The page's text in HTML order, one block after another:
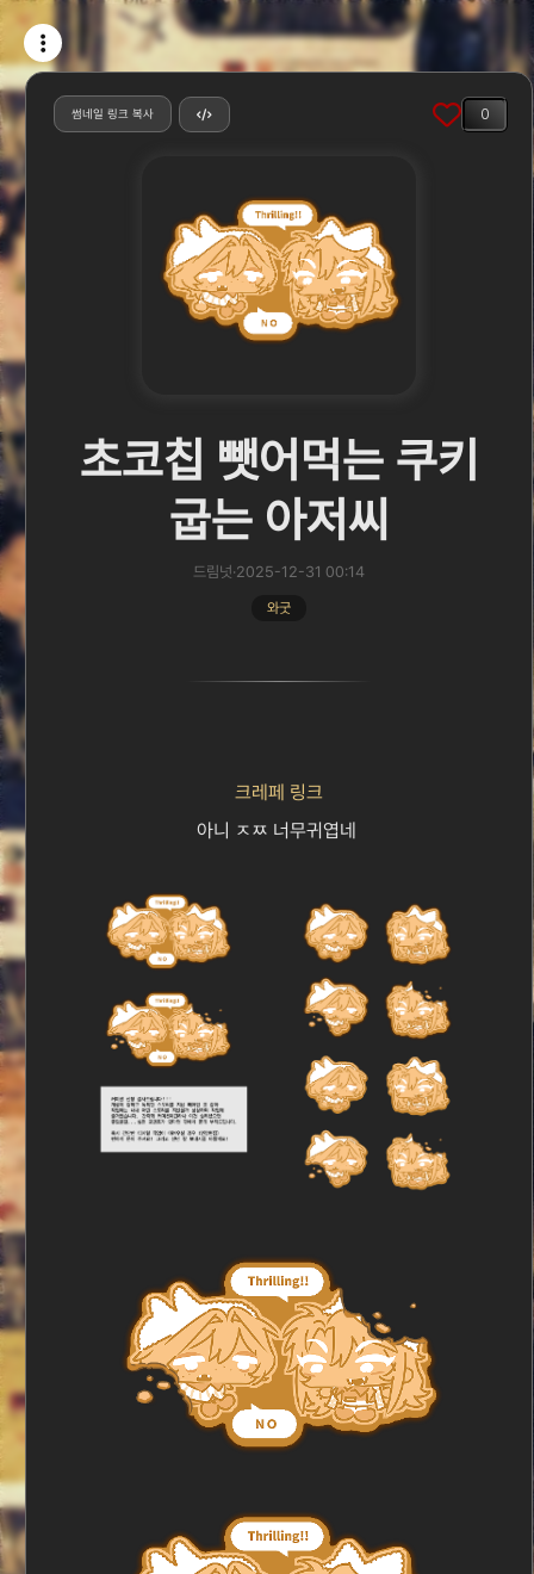
썸네일 링크 복사 0
초코칩 뺏어먹는 쿠키
굽는 아저씨
드림넛·2025-12-31 00:14
와굿
크레페 링크
아니 ㅈㅉ 너무귀엽네